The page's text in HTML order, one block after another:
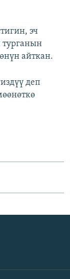
эч
турганын
айткан.
деп